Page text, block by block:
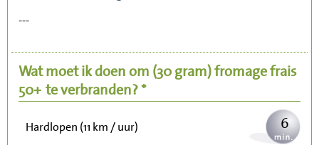
---
Wat moet ik doen om (30 gram)fromage frais
50+ te verbranden? *
Wandelen (5 km/uur) 14
Hardlopen (11 km / uur) 6